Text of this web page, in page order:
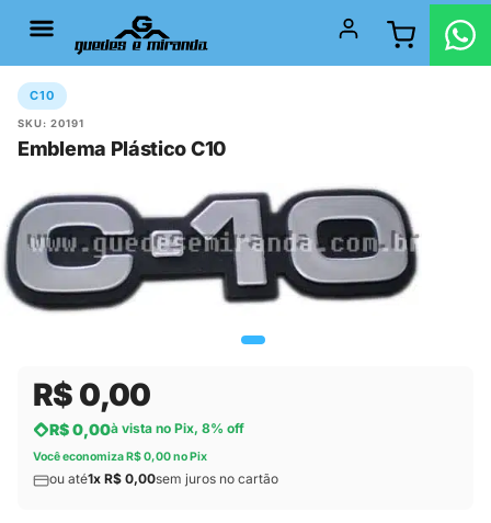
C10
SKU: 20191
Emblema Plástico C10
R$ 0,00
R$ 0,00à vista no Pix, 8% off
Você economiza R$ 0,00 no Pix
ou até1x R$ 0,00sem juros no cartão